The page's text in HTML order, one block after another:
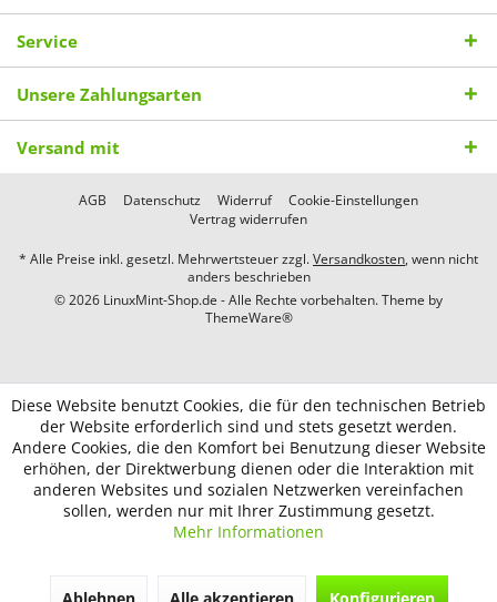
Service
Unsere Zahlungsarten
Versand mit
AGB Datenschutz Widerruf
Cookie-Einstellungen
Vertrag widerrufen
* Alle Preise inkl. gesetzl. Mehrwertsteuer zzgl.Versandkosten, wenn nicht
anders beschrieben
© 2026 LinuxMint-Shop.de - Alle Rechte vorbehalten. Theme by
ThemeWare®
Diese Website benutzt Cookies, die für den technischen Betrieb
der Website erforderlich sind und stets gesetzt werden.
Andere Cookies, die den Komfort bei Benutzung dieser Website
erhöhen, der Direktwerbung dienen oder die Interaktion mit
anderen Websites und sozialen Netzwerken vereinfachen
sollen, werden nur mit Ihrer Zustimmung gesetzt.
Mehr Informationen